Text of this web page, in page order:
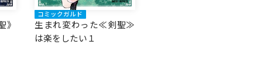
》
コミックガルド
生まれ変わった≪剣聖≫
は楽をしたい１